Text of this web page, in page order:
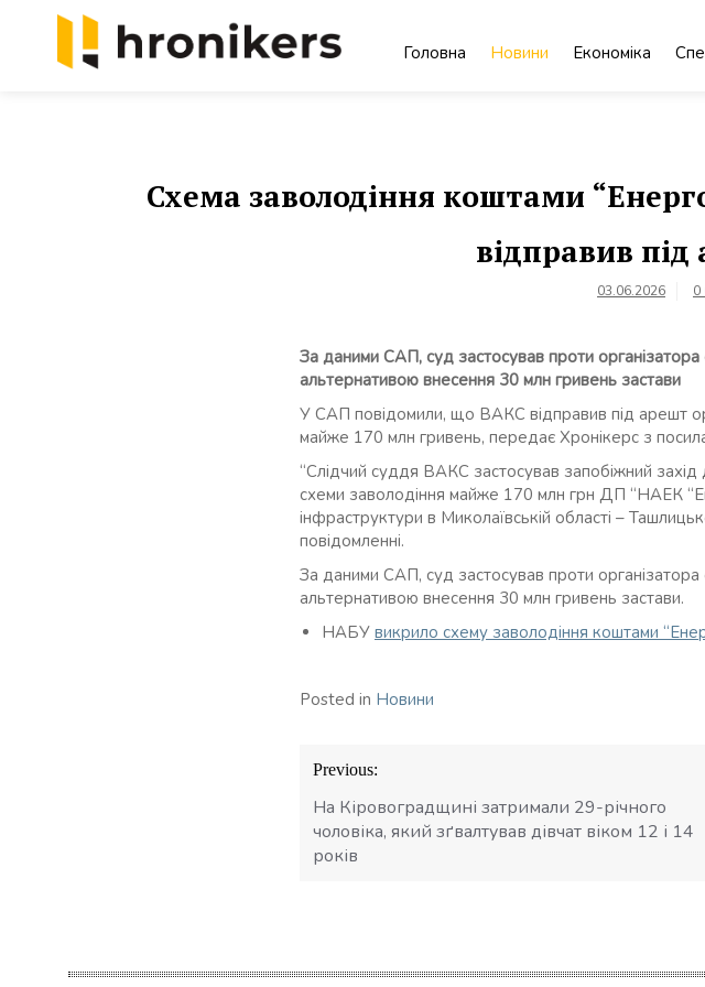
Головна Новини Економіка
Схема заволодіння коштами
відправив під
03.06.2026 0
За даними САП, суд застосував проти
альтернативою внесення 30 млн гривень застави
У САП повідомили, що ВАКС відправив під арешт
майже 170 млн гривень, передає Хронікерс з
“Слідчий суддя ВАКС застосував запобіжний
схеми заволодіння майже 170 млн грн ДП “НАЕК
інфраструктури в Миколаївській області –
повідомленні.
За даними САП, суд застосував проти
альтернативою внесення 30 млн гривень застави.
НАБУ викрило схему заволодіння коштами
Posted in Новини
Навігація
записів
Previous:
На Кіровоградщині затримали 29-річного
чоловіка, який зґвалтував дівчат віком 12 і 14
років